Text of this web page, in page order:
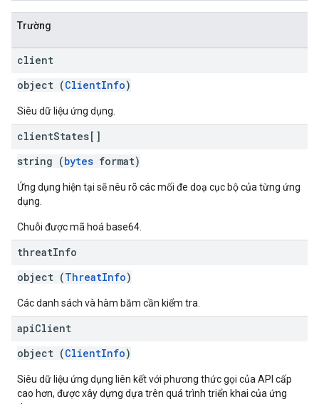
Trường
client
object (ClientInfo)
Siêu dữ liệu ứng dụng.
clientStates[]
string (bytes format)
Ứng dụng hiện tại sẽ nêu rõ các mối đe doạ cục bộ của từng ứng
dụng.
Chuỗi được mã hoá base64.
threatInfo
object (ThreatInfo)
Các danh sách và hàm băm cần kiểm tra.
apiClient
object (ClientInfo)
Siêu dữ liệu ứng dụng liên kết với phương thức gọi của API cấp
cao hơn, được xây dựng dựa trên quá trình triển khai của ứng